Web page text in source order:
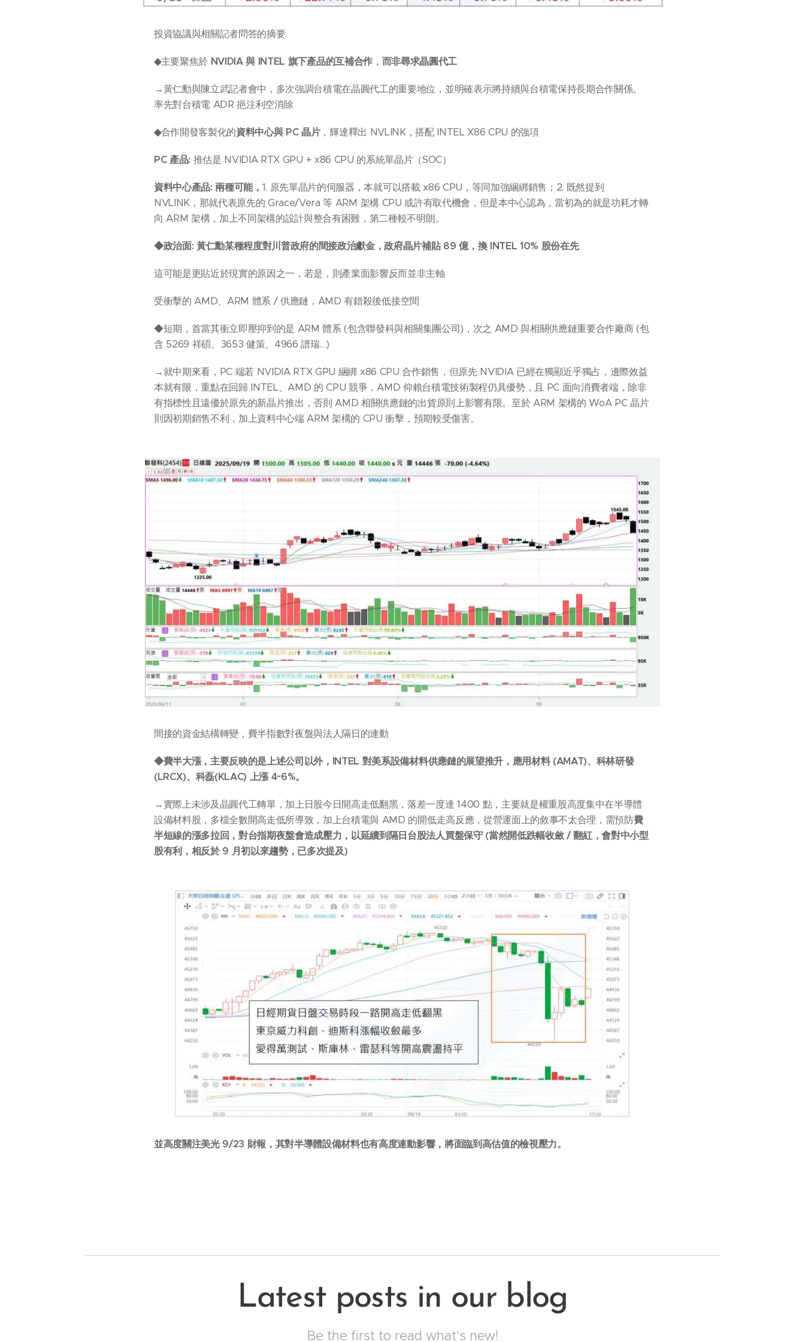
投資協議與相關記者問答的摘要:
◆主要聚焦於 NVIDIA 與 INTEL 旗下產品的互補合作， 而非尋求晶圓代工
→黃仁勳與陳立武記者會中，多次強調台積電在晶圓代工的重要地位，並明確表示將持續與台積電保持長期合作關係。
率先對台積電 ADR 挹注利空消除
◆合作開發客製化的資料中心與 PC 晶片，輝達釋出 NVLINK，搭配 INTEL X86 CPU 的強項
PC產品: 推估是 NVIDIA RTX GPU + x86 CPU 的系統單晶片（SOC）
資料中心產品: 兩種可能， 1. 原先單晶片的伺服器，本就可以搭載 x86 CPU，等同加強綑綁銷售；2. 既然提到
NVLINK，那就代表原先的 Grace/Vera 等 ARM 架構 CPU 或許有取代機會，但是本中心認為，當初為的就是功耗才轉
向 ARM 架構，加上不同架構的設計與整合有困難，第二種較不明朗。
◆政治面: 黃仁勳某種程度對川普政府的間接政治獻金，政府晶片補貼 89 億，換 INTEL 10% 股份在先
這可能是更貼近於現實的原因之一，若是，則產業面影響反而並非主軸
受衝擊的 AMD、ARM 體系 / 供應鏈，AMD 有錯殺後低接空間
◆短期，首當其衝立即壓抑到的是 ARM 體系 (包含聯發科與相關集團公司)，次之 AMD 與相關供應鏈重要合作廠商 (包
含 5269 祥碩、3653 健策、4966 譜瑞…)
→就中期來看，PC 端若 NVIDIA RTX GPU 綑綁 x86 CPU 合作銷售，但原先 NVIDIA 已經在獨顯近乎獨占，邊際效益
本就有限，重點在回歸 INTEL、AMD 的 CPU 競爭，AMD 仰賴台積電技術製程仍具優勢，且 PC 面向消費者端，除非
有指標性且遠優於原先的新晶片推出，否則 AMD 相關供應鏈的出貨原則上影響有限。至於 ARM 架構的 WoA PC 晶片
則因初期銷售不利，加上資料中心端 ARM 架構的 CPU 衝擊，預期較受傷害。
間接的資金結構轉變，費半指數對夜盤與法人隔日的連動
◆費半大漲，主要反映的是上述公司以外，INTEL 對美系設備材料供應鏈的展望推升，應用材料 (AMAT)、科林研發
(LRCX)、科磊(KLAC) 上漲 4~6%。
→實際上未涉及晶圓代工轉單，加上日股今日開高走低翻黑，落差一度達 1400 點，主要就是權重股高度集中在半導體
設備材料股，多檔全數開高走低所導致，加上台積電與 AMD 的開低走高反應，從營運面上的敘事不太合理，需預防費
半短線的漲多拉回，對台指期夜盤會造成壓力，以延續到隔日台股法人買盤保守 (當然開低跌幅收斂 / 翻紅，會對中小型
股有利，相反於 9 月初以來趨勢，已多次提及)
並高度關注美光 9/23 財報，其對半導體設備材料也有高度連動影響，將面臨到高估值的檢視壓力。
Latest posts in our blog
Be the first to read what's new!